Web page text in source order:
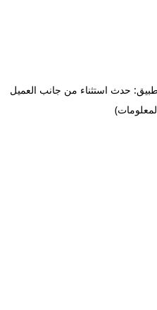
حدث استثناء من جانب العميل